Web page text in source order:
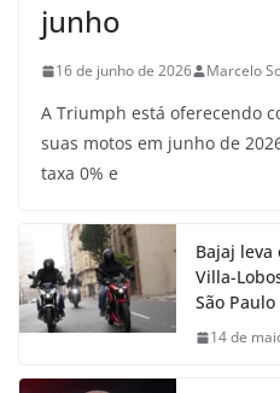
junho
16 de junho de 2026 Marcelo
A Triumph está oferecendo
suas motos em junho de
taxa 0% e
Bajaj leva
Villa-
São Paulo
14 de